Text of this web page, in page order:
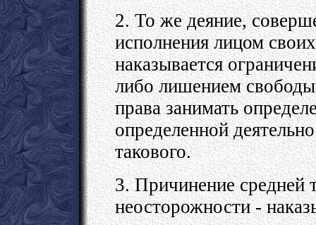
2. То же деяние,
исполнения лицом
наказывается
либо лишением
права занимать
определенной
такового.
3. Причинение средней
неосторожности -